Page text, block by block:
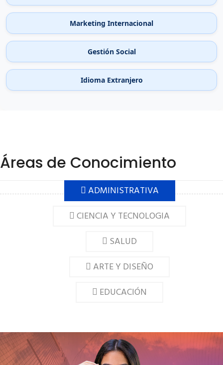
Marketing Internacional
Gestión Social
Idioma Extranjero
Áreas de Conocimiento
ADMINISTRATIVA
CIENCIA Y TECNOLOGIA
SALUD
ARTE Y DISEÑO
EDUCACIÓN